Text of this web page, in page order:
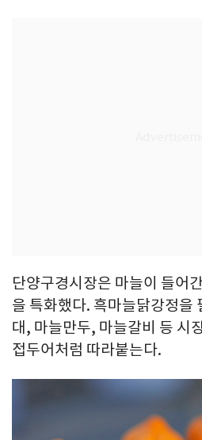
단양구경시장은 마늘이 들어
을 특화했다. 흑마늘닭강정을
대, 마늘만두, 마늘갈비 등 시
접두어처럼 따라붙는다.